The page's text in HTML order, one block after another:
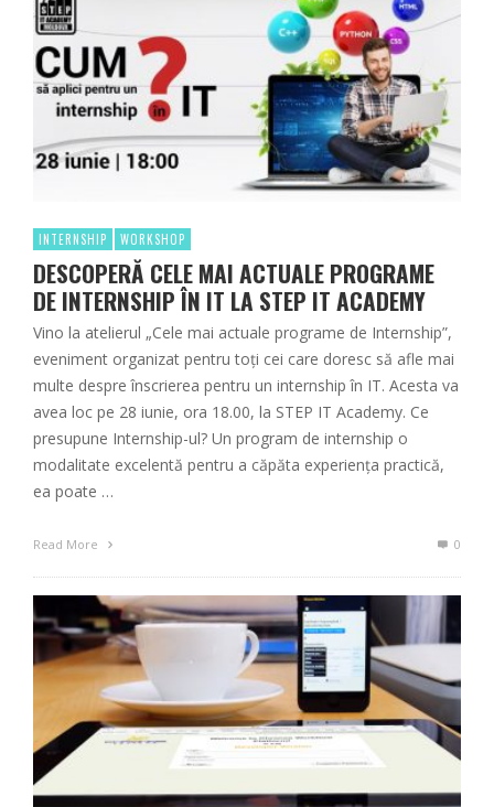
INTERNSHIP WORKSHOP
DESCOPERĂ CELE MAI ACTUALE PROGRAME
DE INTERNSHIP ÎN IT LA STEP IT ACADEMY
Vino la atelierul „Cele mai actuale programe de Internship”,
eveniment organizat pentru toți cei care doresc să afle mai
multe despre înscrierea pentru un internship în IT. Acesta va
avea loc pe 28 iunie, ora 18.00, la STEP IT Academy. Ce
presupune Internship-ul? Un program de internship o
modalitate excelentă pentru a căpăta experiența practică,
ea poate …
Read More 0